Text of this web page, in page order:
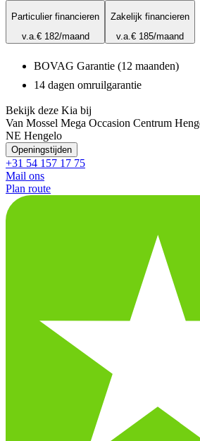
Particulier financieren
v.a.€ 182/maand
Zakelijk financieren
v.a.€ 185/maand
BOVAG Garantie (12 maanden)
14 dagen omruilgarantie
Bekijk deze Kia bij
Van Mossel Mega Occasion Centrum
NE Hengelo
Openingstijden
+31 54 157 17 75
Mail ons
Plan route